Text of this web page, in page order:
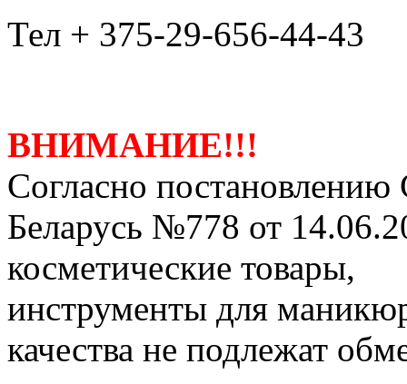
Тел + 375-29-656-44-43
ВНИМАНИЕ!!!
Согласно
Беларусь №778 от
косметические товары,
инструменты для
качества не подлежат